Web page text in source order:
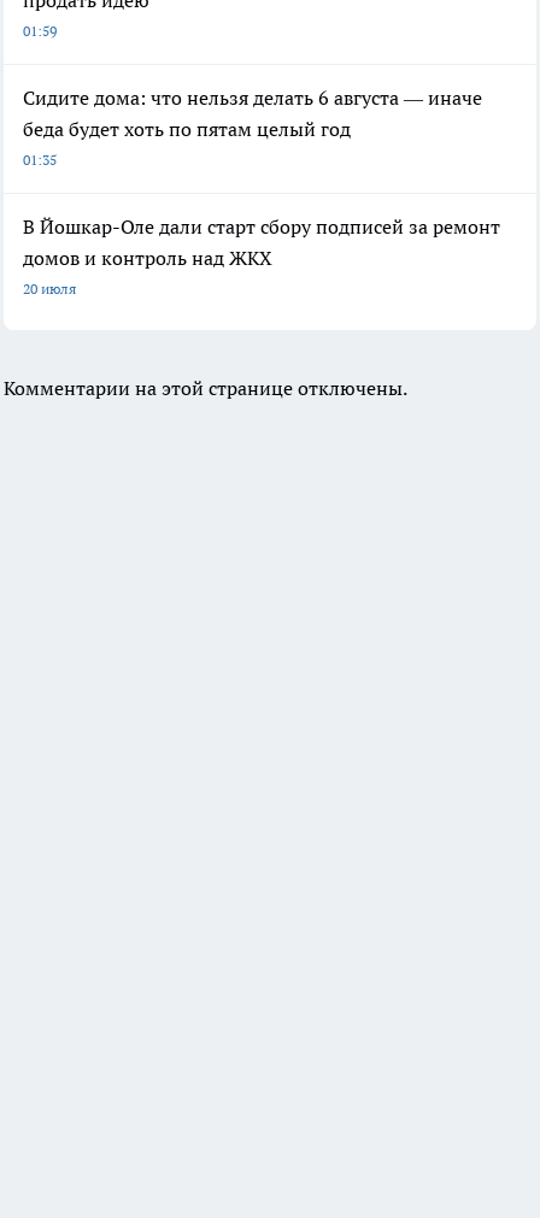
01:59
Сидите дома: что нельзя делать 6 августа — иначе
беда будет хоть по пятам целый год
01:35
В Йошкар-Оле дали старт сбору подписей за ремонт
домов и контроль над ЖКХ
20 июля
Комментарии на этой странице отключены.